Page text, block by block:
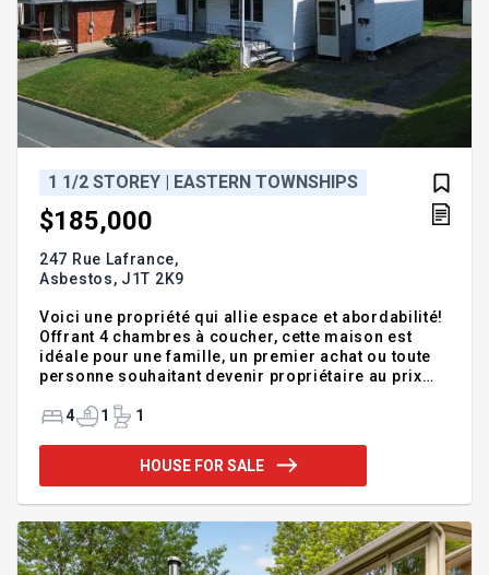
1 1/2 STOREY | EASTERN TOWNSHIPS
$185,000
247 Rue Lafrance,
Asbestos, J1T 2K9
Voici une propriété qui allie espace et abordabilité!
Offrant 4 chambres à coucher, cette maison est
idéale pour une famille, un premier achat ou toute
personne souhaitant devenir propriétaire au prix
pratique, ses chaleureux planchers de bois et sa
grande cuisine pensée pour ceux qui aiment
cuisiner et recevoir. Située à Val-des-Sources, elle
représente une excellente occasion d'accéder à la
potentiel! Addendum:Panneau Électrique 200 amp.
Chauffe-ea
4 1 1
HOUSE FOR SALE